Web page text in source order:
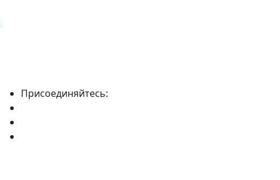
Присоединяйтесь: